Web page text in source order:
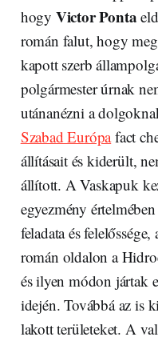
hogy Victor Ponta
román falut, hogy
kapott szerb
polgármester úrnak
utánanézni a
Szabad Európafact
állításait és kiderült,
állított. A Vaskapuk
egyezmény
feladata és
román oldalon a
és ilyen módon jártak
idején. Továbbá az is
lakott területeket. A